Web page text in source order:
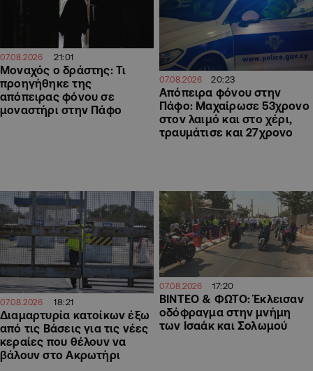
07.08.2026 21:01
Μοναχός ο δράστης: Τι
προηγήθηκε της
απόπειρας φόνου σε
μοναστήρι στην Πάφο
07.08.2026 20:23
Απόπειρα φόνου στην
Πάφο: Μαχαίρωσε 53χρονο
στον λαιμό και στο χέρι,
τραυμάτισε και 27χρονο
07.08.2026 18:21
Διαμαρτυρία κατοίκων έξω
από τις Βάσεις για τις νέες
κεραίες που θέλουν να
βάλουν στο Ακρωτήρι
07.08.2026 17:20
ΒΙΝΤΕΟ & ΦΩΤΟ: Έκλεισαν
οδόφραγμα στην μνήμη
των Ισαάκ και Σολωμού